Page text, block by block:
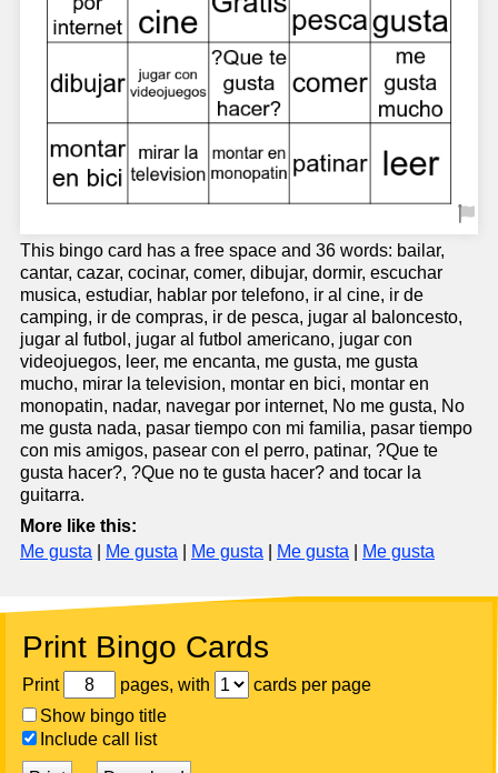
This bingo card has a free space and 36 words: bailar,
cantar, cazar, cocinar, comer, dibujar, dormir, escuchar
musica, estudiar, hablar por telefono, ir al cine, ir de
camping, ir de compras, ir de pesca, jugar al baloncesto,
jugar al futbol, jugar al futbol americano, jugar con
videojuegos, leer, me encanta, me gusta, me gusta
mucho, mirar la television, montar en bici, montar en
monopatin, nadar, navegar por internet, No me gusta, No
me gusta nada, pasar tiempo con mi familia, pasar tiempo
con mis amigos, pasear con el perro, patinar, ?Que te
gusta hacer?, ?Que no te gusta hacer? and tocar la
guitarra.
More like this:
Me gusta
Me gusta Me gusta Me gusta Me gusta
Print Bingo Cards
Print pages, with
cards per page
Show bingo title
Include call list